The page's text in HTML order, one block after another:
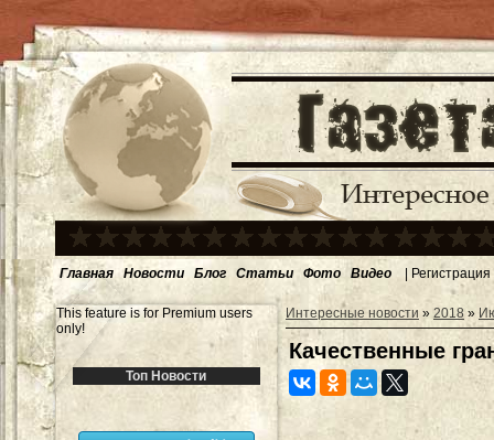
Главная Новости Блог Статьи Фото Видео | Регистрация
This feature is for Premium users
only!
Топ Новости
Интересные новости » 2018 »
Качественные